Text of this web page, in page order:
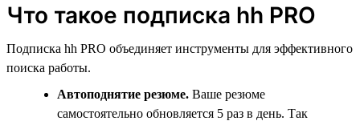
Что такое подписка hh PRO
Подписка hh PRO объединяет инструменты для эффективного
поиска работы.
Автоподнятие резюме. Ваше резюме
самостоятельно обновляется 5 раз в день. Так